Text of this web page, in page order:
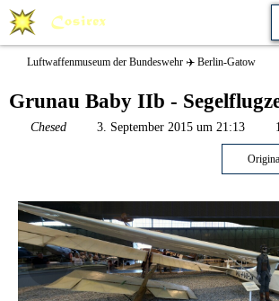
Luftwaffenmuseum der Bundeswehr ✈️ Berlin-Gatow
Grunau Baby IIb -
Chesed 3. September 2015 um 21:13